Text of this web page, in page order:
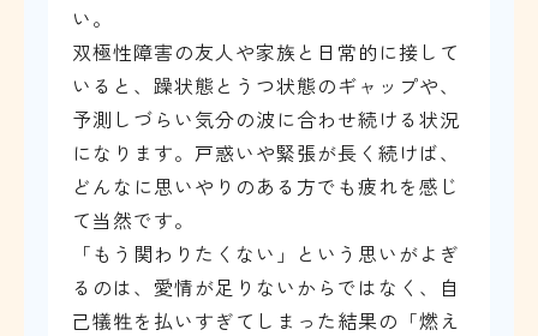
い。
双極性障害の友人や家族と日常的に接して
いると、躁状態とうつ状態のギャップや、
予測しづらい気分の波に合わせ続ける状況
になります。戸惑いや緊張が長く続けば、
どんなに思いやりのある方でも疲れを感じ
て当然です。
「もう関わりたくない」という思いがよぎ
るのは、愛情が足りないからではなく、自
己犠牲を払いすぎてしまった結果の「燃え